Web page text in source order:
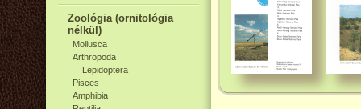
Zoológia (ornitológia
nélkül)
Mollusca
Arthropoda
Lepidoptera
Pisces
Amphibia